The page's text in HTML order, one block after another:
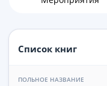
Список книг
ПОЛЬНОЕ НАЗВАНИЕ